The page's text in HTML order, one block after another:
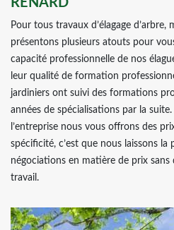
RENARD
Pour tous travaux d’élagage
présentons plusieurs atouts pour
capacité professionnelle de nos
leur qualité de formation
jardiniers ont suivi des formations
années de spécialisations par la
l’entreprise nous vous offrons des
spécificité, c’est que nous laissons
négociations en matière de prix
travail.